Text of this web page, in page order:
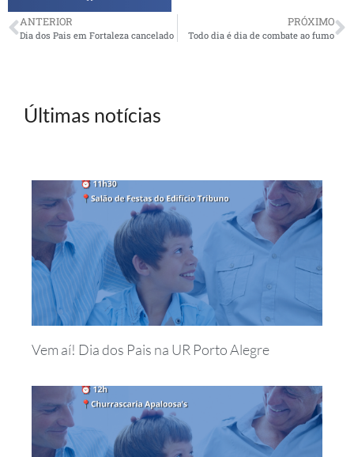
ANTERIOR
Dia dos Pais em Fortaleza cancelado
PRÓXIMO
Todo dia é dia de combate ao fumo
Últimas notícias
Vem aí! Dia dos Pais na UR Porto Alegre